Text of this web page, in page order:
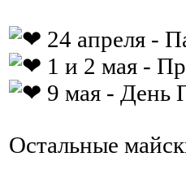
24 апреля -
1 и 2 мая -
9 мая - День
Остальные